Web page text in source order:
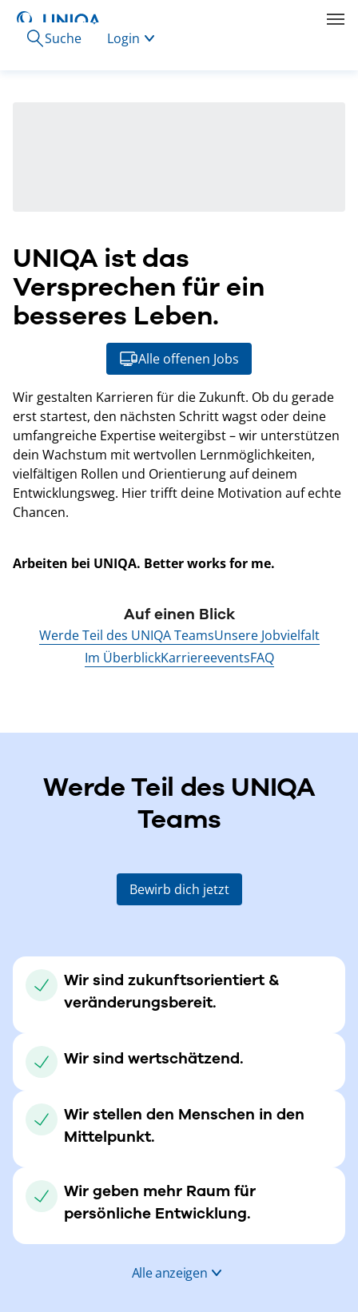
Suche Login
UNIQA ist das
Versprechen für ein
besseres Leben.
Alle offenen Jobs
Wir gestalten Karrieren für die Zukunft. Ob du gerade
erst startest, den nächsten Schritt wagst oder deine
umfangreiche Expertise weitergibst – wir unterstützen
dein Wachstum mit wertvollen Lernmöglichkeiten,
vielfältigen Rollen und Orientierung auf deinem
Entwicklungsweg. Hier trifft deine Motivation auf echte
Chancen.
Arbeiten bei UNIQA. Better works for me.
Auf einen Blick
Werde Teil des UNIQA TeamsUnsere Jobvielfalt
Im ÜberblickKarriereeventsFAQ
Werde Teil des UNIQA
Teams
Bewirb dich jetzt
Wir sind zukunftsorientiert &
veränderungsbereit.
Wir sind wertschätzend.
Wir stellen den Menschen in den
Mittelpunkt.
Wir geben mehr Raum für
persönliche Entwicklung.
Alle anzeigen